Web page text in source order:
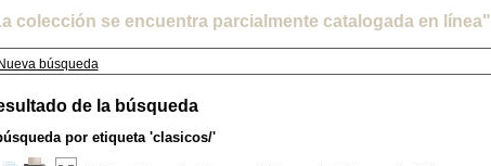
colección se encuentra parcialmente catalogada en línea"
Nueva búsqueda
de la búsqueda
por etiqueta 'clasicos/'